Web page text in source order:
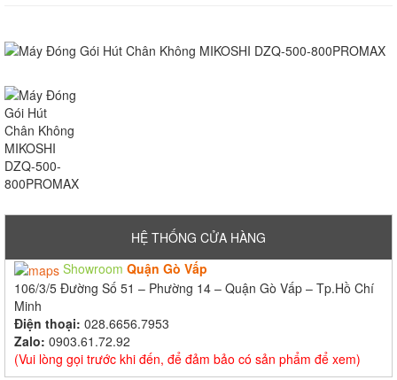
HỆ THỐNG CỬA HÀNG
Showroom Quận Gò Vấp
106/3/5 Đường Số 51 – Phường 14 – Quận Gò Vấp – Tp.Hồ Chí
Minh
Điện thoại: 028.6656.7953
Zalo: 0903.61.72.92
(Vui lòng gọi trước khi đến, để đảm bảo có sản phẩm để xem)